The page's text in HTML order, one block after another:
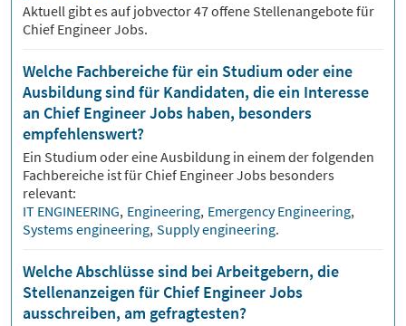
Aktuell gibt es auf jobvector47offene Stellenangebote für
Chief Engineer Jobs.
Welche Fachbereiche für ein Studium oder eine
Ausbildung sind für Kandidaten, die ein Interesse
an Chief Engineer Jobs haben, besonders
empfehlenswert?
Ein Studium oder eine Ausbildung in einem der folgenden
Fachbereiche ist fürChief EngineerJobs besonders
relevant:
IT ENGINEERING, Engineering, Emergency Engineering,
Systems engineering, Supply engineering.
Welche Abschlüsse sind bei Arbeitgebern, die
Stellenanzeigen für Chief Engineer Jobs
ausschreiben, am gefragtesten?